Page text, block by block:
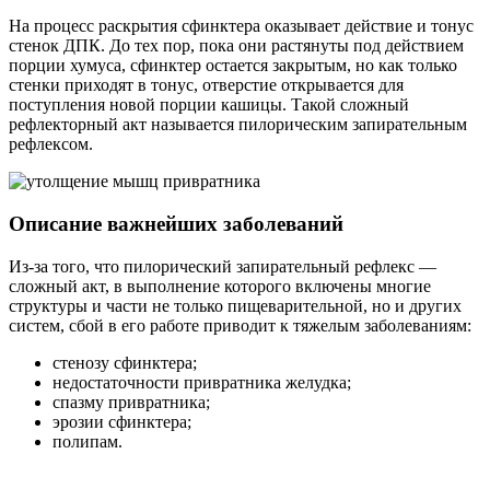
На процесс раскрытия сфинктера оказывает действие и тонус
стенок ДПК. До тех пор, пока они растянуты под действием
порции хумуса, сфинктер остается закрытым, но как только
стенки приходят в тонус, отверстие открывается для
поступления новой порции кашицы. Такой сложный
рефлекторный акт называется пилорическим запирательным
рефлексом.
Описание важнейших заболеваний
Из-за того, что пилорический запирательный рефлекс —
сложный акт, в выполнение которого включены многие
структуры и части не только пищеварительной, но и других
систем, сбой в его работе приводит к тяжелым заболеваниям:
стенозу сфинктера;
недостаточности привратника желудка;
спазму привратника;
эрозии сфинктера;
полипам.